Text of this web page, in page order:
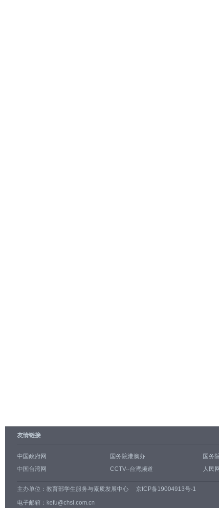
友情链接
中国政府网 国务院港澳办
国务
中国台湾网
CCTV--台湾频道 人民
主办单位： 教育部学生服务与素质发展中心
京ICP备19004913号-1
电子邮箱：kefu@chsi.com.cn